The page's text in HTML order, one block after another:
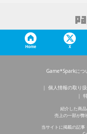
Home X
Game*Sparkにつ
個人情報の取り
紹介した商
売上の一部が弊
当サイトに掲載の記事